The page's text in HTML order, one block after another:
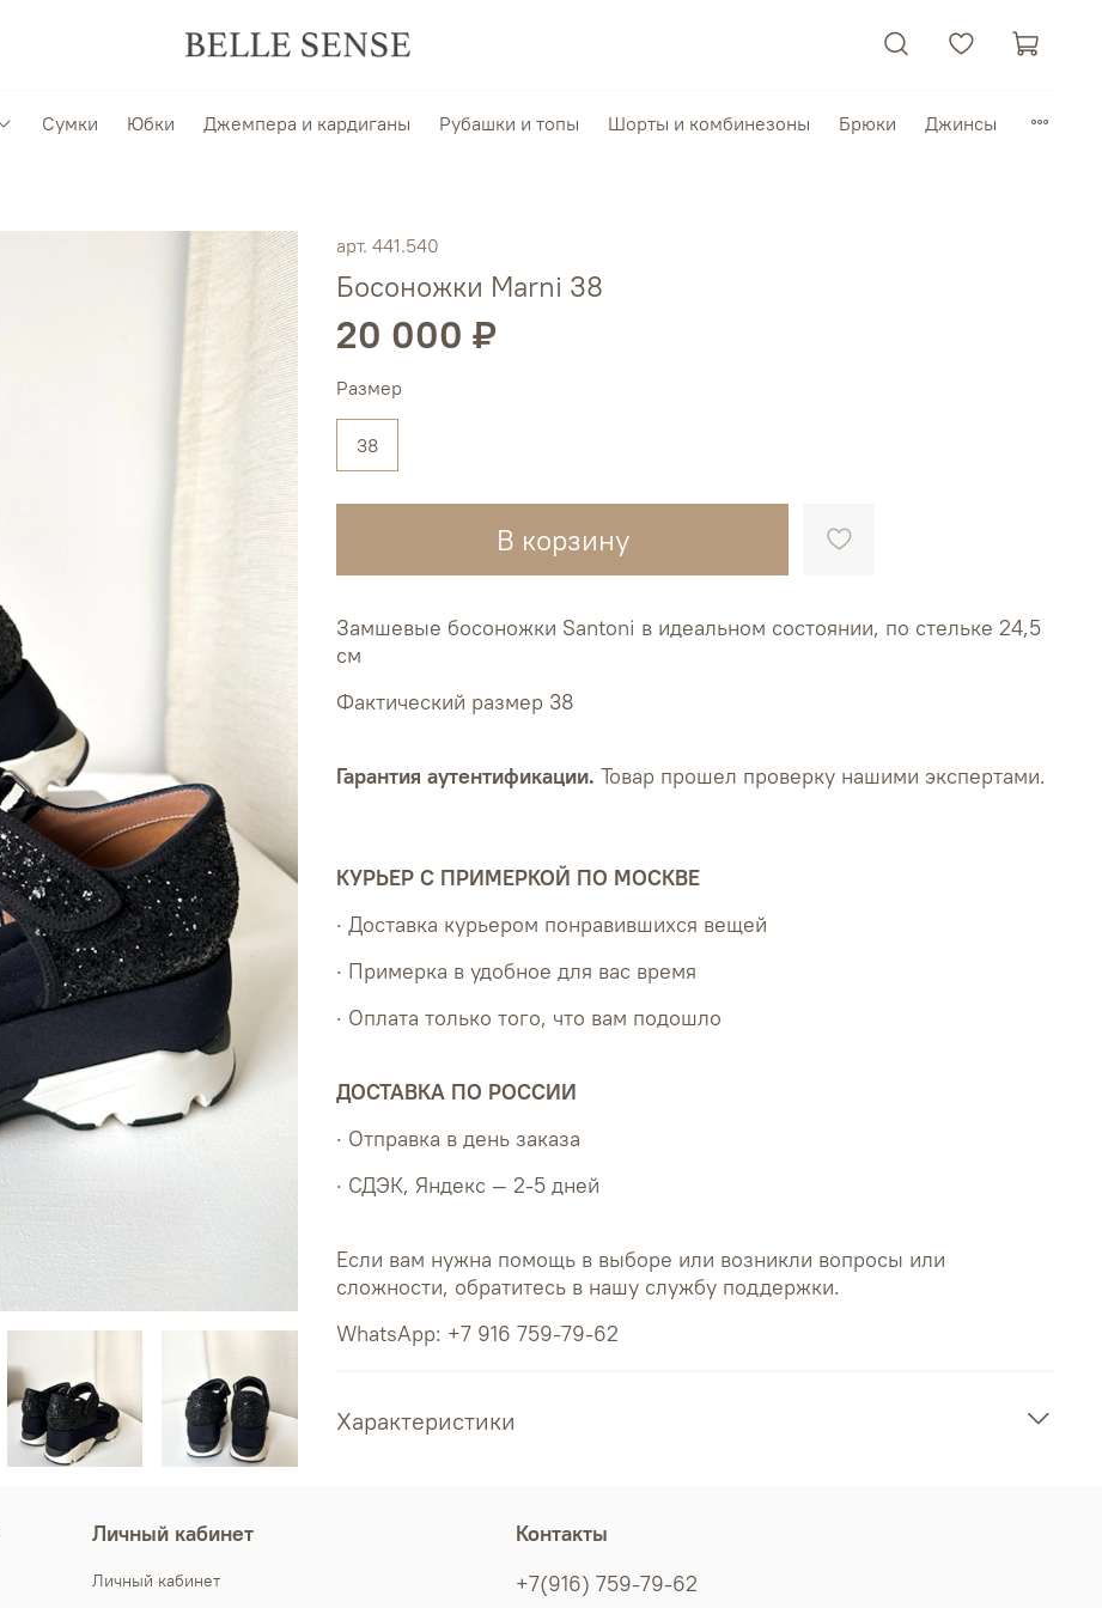
Сумки Юбки Джемпера и кардиганы Рубашки и топы Шорты и комбинезоны Брюки Джинсы
арт. 441.540
Босоножки Marni 38
20 000 ₽
В корзину
Размер
38
Замшевые босоножки Santoni в идеальном состоянии, по стельке 24,5
см
Фактический размер 38
Гарантия аутентификации. Товар прошел проверку нашими экспертами.
КУРЬЕР С ПРИМЕРКОЙ ПО МОСКВЕ
· Доставка курьером понравившихся вещей
· Примерка в удобное для вас время
· Оплата только того, что вам подошло
ДОСТАВКА ПО РОССИИ
· Отправка в день заказа
· СДЭК, Яндекс — 2-5 дней
Если вам нужна помощь в выборе или возникли вопросы или
сложности, обратитесь в нашу службу поддержки.
WhatsApp: +7 916 759-79-62
Характеристики
Личный кабинет
Личный кабинет
Контакты
+7(916) 759-79-62